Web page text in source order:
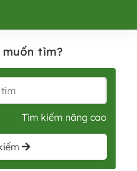
CÔNG TY TNHH DƯỢC LIỆU
tìm?
Tìm kiếm nâng cao